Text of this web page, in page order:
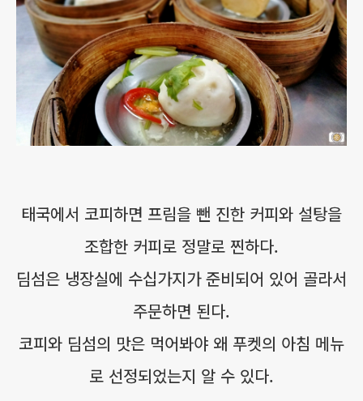
태국에서 코피하면 프림을 뺀 진한 커피와 설탕을
조합한 커피로 정말로 찐하다.
딤섬은 냉장실에 수십가지가 준비되어 있어 골라서
주문하면 된다.
코피와 딤섬의 맛은 먹어봐야 왜 푸켓의 아침 메뉴
로 선정되었는지 알 수 있다.